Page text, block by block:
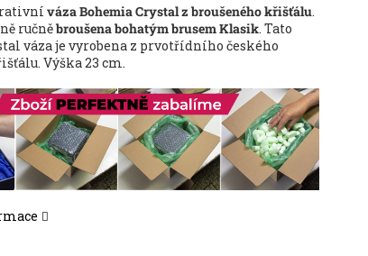
váza Bohemia Crystal z broušeného křišťálu.
ručněbroušena bohatým brusem Klasik. Tato
váza je vyrobena z prvotřídního českého
Výška 23 cm.